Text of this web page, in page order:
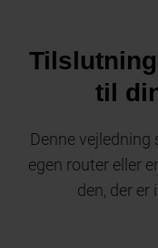
til
Denne vejledning
egen router eller
den, der er